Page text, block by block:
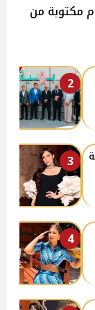
مكتوبة من
2
3
4